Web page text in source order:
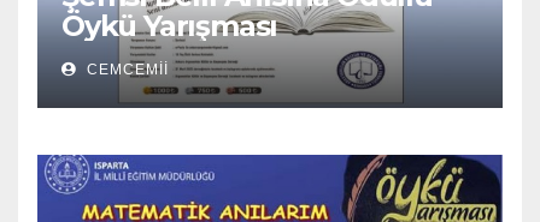
Öykü Yarışması
CEMCEMII